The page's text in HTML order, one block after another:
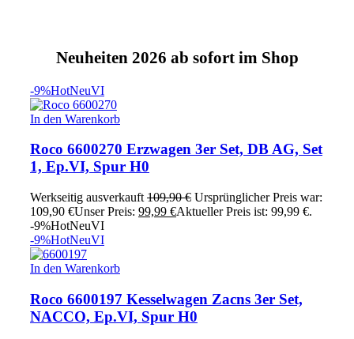
Neuheiten 2026 ab sofort im Shop
-9%HotNeuVI
In den Warenkorb
Roco 6600270 Erzwagen 3er Set, DB AG, Set
1, Ep.VI, Spur H0
Werkseitig ausverkauft 109,90€ Ursprünglicher Preis war:
109,90 €Unser Preis: 99,99 €Aktueller Preis ist: 99,99 €.
-9%HotNeuVI
-9%HotNeuVI
In den Warenkorb
Roco 6600197 Kesselwagen Zacns 3er Set,
NACCO, Ep.VI, Spur H0